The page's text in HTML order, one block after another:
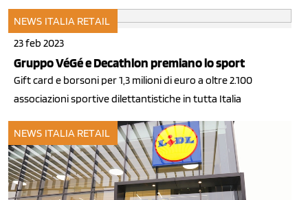
NEWS ITALIA RETAIL
23 feb 2023
Gruppo VéGé e Decathlon premiano lo sport
Gift card e borsoni per 1,3 milioni di euro a oltre 2.100
associazioni sportive dilettantistiche in tutta Italia
NEWS ITALIA RETAIL